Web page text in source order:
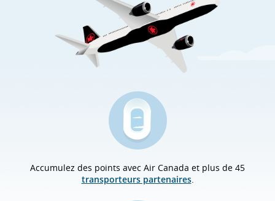
Accumulez des points avec Air Canada et plus de 45
transporteurs partenaires.